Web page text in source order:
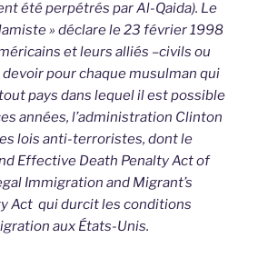
été perpétrés par Al-Qaida). Le
» déclare le 23 février 1998
et leurs alliés –civils ou
pour chaque musulman qui
pays dans lequel il est possible
années, l’administration Clinton
lois anti-terroristes, dont le
Effective Death Penalty Act of
Immigration and Migrant’s
Act qui durcit les conditions
aux États-Unis.